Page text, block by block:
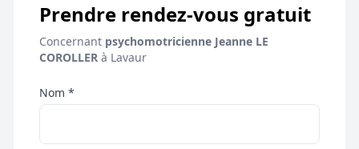
Prendre rendez-vous gratuit
Concernant psychomotricienne Jeanne LE
COROLLER à Lavaur
Nom *